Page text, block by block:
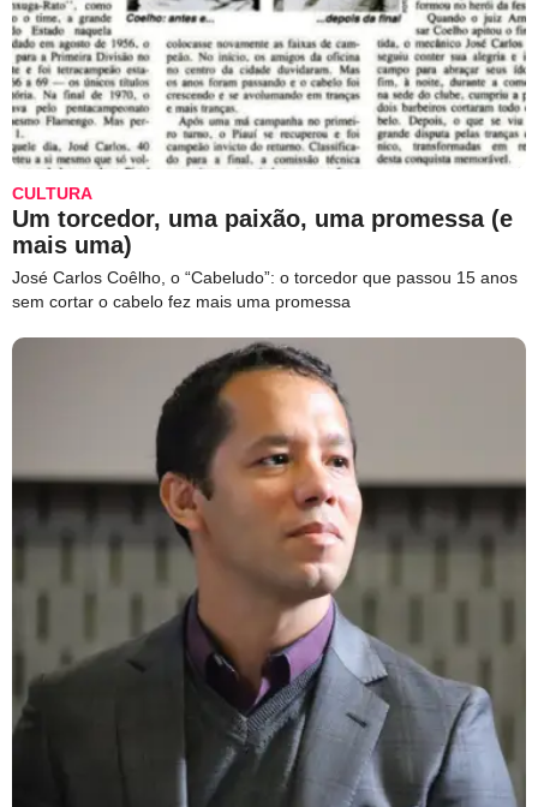
CULTURA
Um torcedor, uma paixão, uma promessa (e
mais uma)
José Carlos Coêlho, o “Cabeludo”: o torcedor que passou 15 anos
sem cortar o cabelo fez mais uma promessa